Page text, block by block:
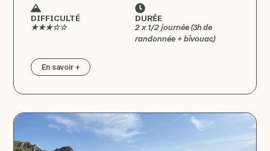
DIFFICULTÉ
★★★☆☆
DURÉE
2 x 1/2 journée (3h de
randonnée + bivouac)
En savoir +